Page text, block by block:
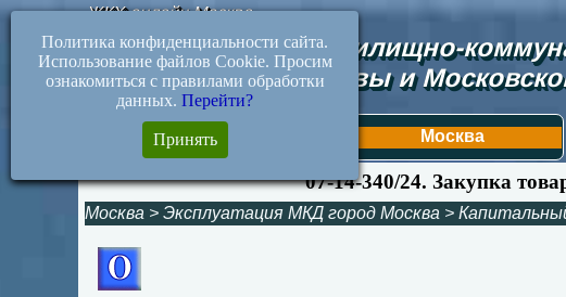
Первая Москва
Документы жилищно-
Москвы и
ЖКХ-онлайн.Москва
07-14-340/24. Закупка
Москва >Эксплуатация МКД город Москва >
Политика конфиденциальности сайта.
Использование файлов Cookie. Просим
ознакомиться с правилами обработки
данных. Перейти?
Принять